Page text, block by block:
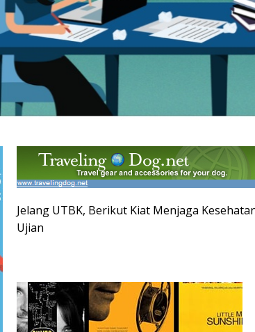
Jelang UTBK, Berikut Kiat Menjaga
Ujian